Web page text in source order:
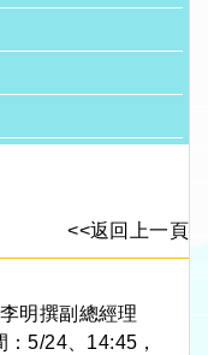
<<返回上一頁
明撰副總經理
：5/24、14:45，